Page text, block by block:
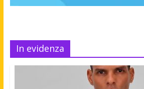
In evidenza